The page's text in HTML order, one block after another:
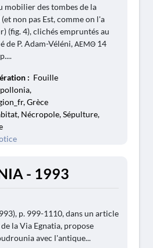
mobilier des tombes de la
non pas Est, comme on l'a
(fig. 4), clichés empruntés au
de P. Adam-Véléni, ΑΕΜΘ 14
: Fouille
Grèce
Nécropole, Sépulture,
- 1993
p. 999-1110, dans un article
la Via Egnatia, propose
avec l'antique...